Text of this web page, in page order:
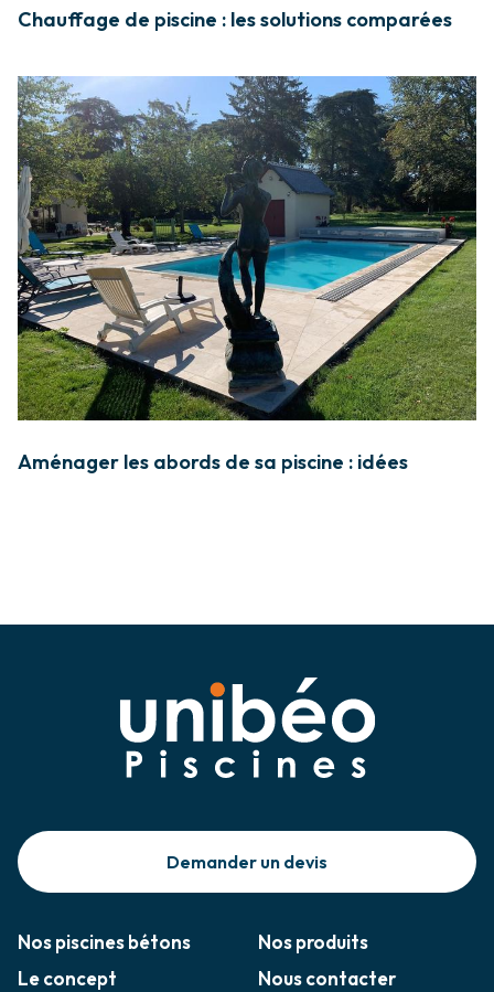
Chauffage de piscine : les solutions comparées
Aménager les abords de sa piscine : idées
Demander un devis
Nos piscines bétons
Nos produits
Le concept
Nous contacter